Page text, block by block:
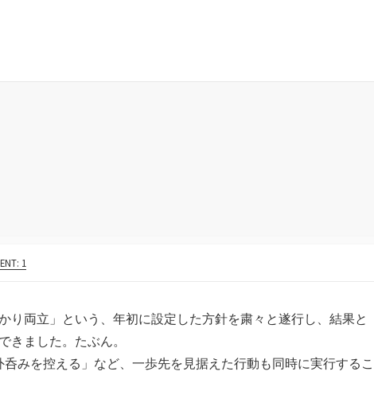
1
り両立」という、年初に設定した方針を粛々と遂行し、結果と
きました。たぶん。
呑みを控える」など、一歩先を見据えた行動も同時に実行するこ